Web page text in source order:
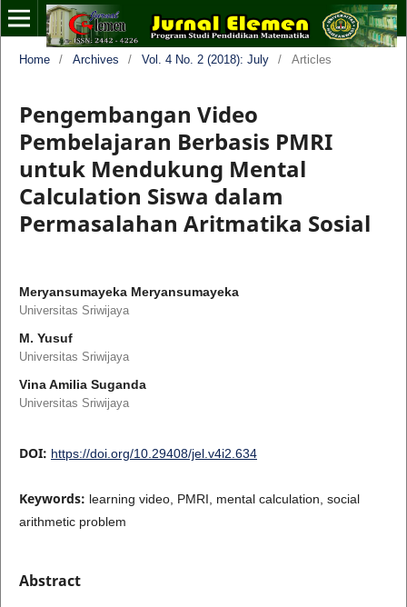
Home / Archives / Vol. 4 No. 2 (2018): July / Articles
Pengembangan Video
Pembelajaran Berbasis PMRI
untuk Mendukung Mental
Calculation Siswa dalam
Permasalahan Aritmatika Sosial
Meryansumayeka Meryansumayeka
Universitas Sriwijaya
M. Yusuf
Universitas Sriwijaya
Vina Amilia Suganda
Universitas Sriwijaya
DOI: https://doi.org/10.29408/jel.v4i2.634
Keywords: learning video, PMRI, mental calculation, social
arithmetic problem
Abstract